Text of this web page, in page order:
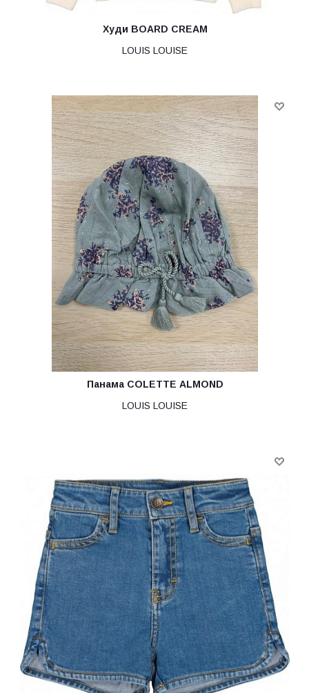
Худи BOARD CREAM
LOUIS LOUISE
Панама COLETTE ALMOND
LOUIS LOUISE